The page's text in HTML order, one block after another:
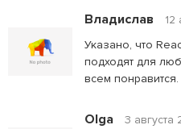
Владислав
12
Указано, что
подходят для
всем понравится.
Olga
3 августа